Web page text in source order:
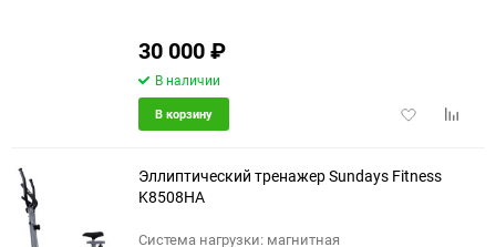
30 000₽
В наличии
Добавить
В корзину
Эллиптический тренажер Sundays Fitness
K8508HA
Система нагрузки: магнитная